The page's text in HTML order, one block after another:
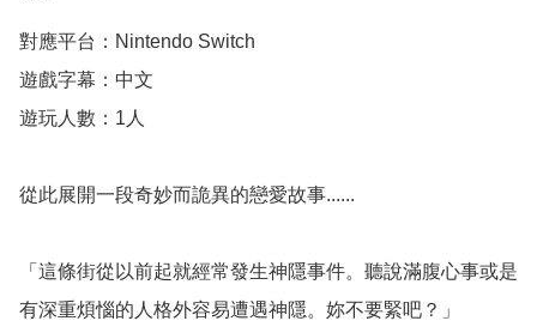
對應平台：Nintendo Switch
遊戲字幕：中文
遊玩人數：1人
從此展開一段奇妙而詭異的戀愛故事......
「這條街從以前起就經常發生神隱事件。聽說滿腹心事或是
有深重煩惱的人格外容易遭遇神隱。妳不要緊吧？」